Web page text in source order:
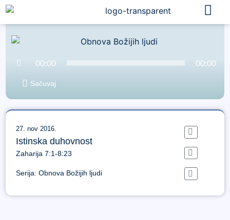
00:00 00:00
Sačuvaj
27. nov 2016.
Istinska duhovnost
Zaharija 7:1-8:23
Serija:Obnova Božijih ljudi